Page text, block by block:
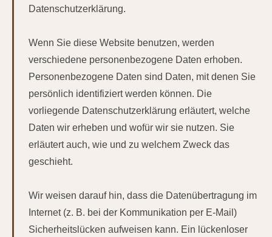
Datenschutzerklärung.
Wenn Sie diese Website benutzen, werden
verschiedene personenbezogene Daten erhoben.
Personenbezogene Daten sind Daten, mit denen Sie
persönlich identifiziert werden können. Die
vorliegende Datenschutzerklärung erläutert, welche
Daten wir erheben und wofür wir sie nutzen. Sie
erläutert auch, wie und zu welchem Zweck das
geschieht.
Wir weisen darauf hin, dass die Datenübertragung im
Internet (z. B. bei der Kommunikation per E-Mail)
Sicherheitslücken aufweisen kann. Ein lückenloser